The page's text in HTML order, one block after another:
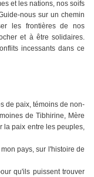
et les nations, nos soifs
nous sur un chemin
les frontières de nos
et à être solidaires.
incessants dans ce
de paix, témoins de non-
de Tibhirine, Mère
la paix entre les peuples,
pays, sur l'histoire de
qu'ils puissent trouver